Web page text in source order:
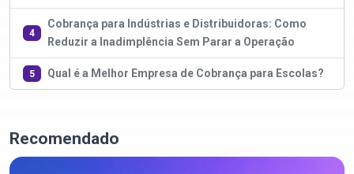
4
Cobrança para Indústrias e Distribuidoras: Como
Reduzir a Inadimplência Sem Parar a Operação
5 Qual é a Melhor Empresa de Cobrança para Escolas?
Recomendado